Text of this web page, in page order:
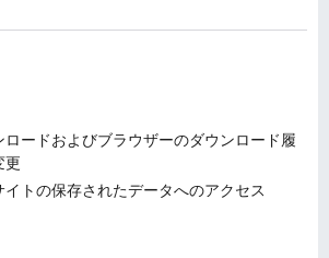
ロードおよびブラウザーのダウンロード履
更
トの保存されたデータへのアクセス